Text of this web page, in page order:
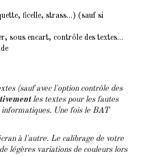
ficelle, strass...) (sauf si
sous encart, contrôle des textes...
(sauf avec l'option contrôle des
les textes pour les fautes
Une fois le BAT
à l'autre. Le calibrage de votre
légères variations de couleurs lors